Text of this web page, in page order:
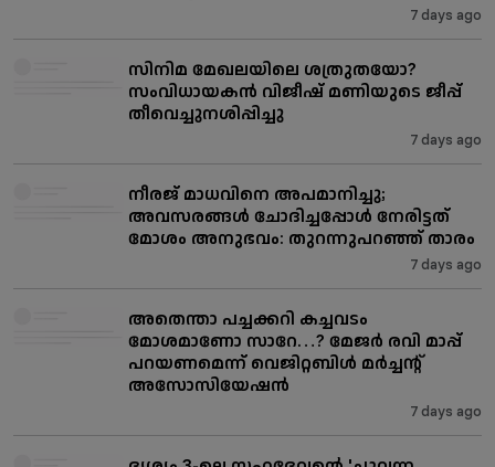
7 days ago
സിനിമ മേഖലയിലെ ശത്രുതയോ?
സംവിധായകൻ വിജീഷ് മണിയുടെ ജീപ്പ്
തീവെച്ചുനശിപ്പിച്ചു
7 days ago
നീരജ് മാധവിനെ അപമാനിച്ചു;
അവസരങ്ങൾ ചോദിച്ചപ്പോൾ നേരിട്ടത്
മോശം അനുഭവം: തുറന്നുപറഞ്ഞ് താരം
7 days ago
അതെന്താ പച്ചക്കറി കച്ചവടം
മോശമാണോ സാറേ…? മേജർ രവി മാപ്പ്
പറയണമെന്ന് വെജിറ്റബിള്‍ മർച്ചന്റ്
അസോസിയേഷൻ
7 days ago